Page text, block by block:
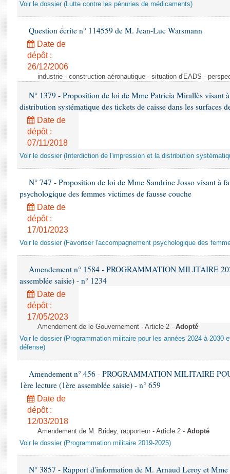
Voir le dossier (Lutte contre les pénuries de médicaments)
Question écrite n° 114559 de M. Jean-Luc Warsmann
Date de
dépôt :
26/12/2006
industrie - construction aéronautique - situation d'EADS -
N° 1379 - Proposition de loi de Mme Patricia Mirallès visant
distribution systématique des tickets de caisse dans les surfaces
Date de
dépôt :
07/11/2018
Voir le dossier (Interdiction de l'impression et la distribution
N° 747 - Proposition de loi de Mme Sandrine Josso visant à
psychologique des femmes victimes de fausse couche
Date de
dépôt :
17/01/2023
Voir le dossier (Favoriser l'accompagnement psychologique des
Amendement n° 1584 - PROGRAMMATION MILITAIRE
assemblée saisie) - n° 1234
Date de
dépôt :
17/05/2023
Amendement de le Gouvernement - Article 2 - Adopté
Voir le dossier (Programmation militaire pour les années 2024 à 2030
défense)
Amendement n° 456 - PROGRAMMATION MILITAIRE
1ère lecture (1ère assemblée saisie) - n° 659
Date de
dépôt :
12/03/2018
Amendement de M. Bridey, rapporteur - Article 2 - Adopté
Voir le dossier (Programmation militaire 2019-2025)
N° 3857 - Rapport d'information de M. Arnaud Leroy et Mme